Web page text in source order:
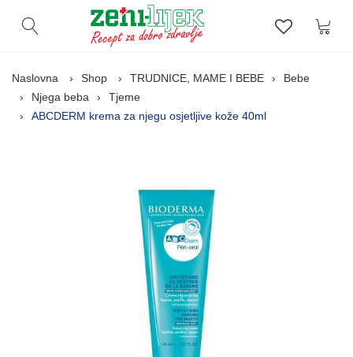
Otvori pretragu Lista
Naslovna Shop TRUDNICE, MAME I BEBE
Bebe
Njega beba
Tjeme
ABCDERM krema za njegu osjetljive kože 40ml